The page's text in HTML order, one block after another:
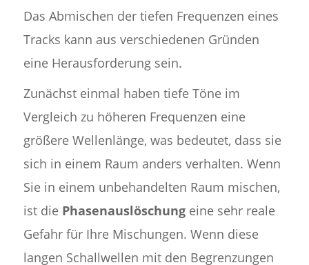
Das Abmischen der tiefen Frequenzen eines
Tracks kann aus verschiedenen Gründen
eine Herausforderung sein.
Zunächst einmal haben tiefe Töne im
Vergleich zu höheren Frequenzen eine
größere Wellenlänge, was bedeutet, dass sie
sich in einem Raum anders verhalten. Wenn
Sie in einem unbehandelten Raum mischen,
ist die Phasenauslöschungeine sehr reale
Gefahr für Ihre Mischungen. Wenn diese
langen Schallwellen mit den Begrenzungen